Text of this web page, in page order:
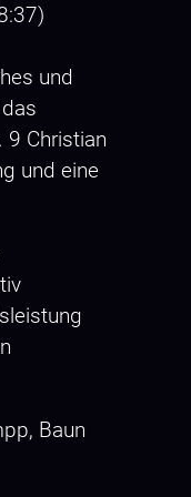
und
9 Christian
und eine
Baun